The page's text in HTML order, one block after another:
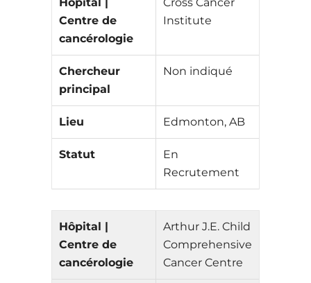
Centre de
cancérologie
Institute
Chercheur
principal
Non indiqué
Lieu Edmonton, AB
Statut
En
Recrutement
Hôpital |
Centre de
cancérologie
Arthur J.E. Child
Comprehensive
Cancer Centre